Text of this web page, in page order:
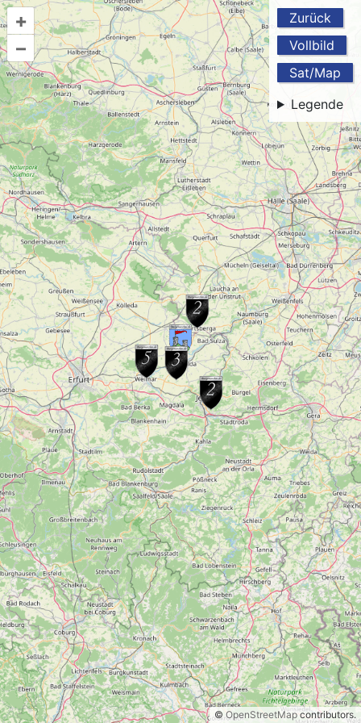
Zurück
Vollbild
Sat/Map
Legende
+
–
©OpenStreetMapcontributors.